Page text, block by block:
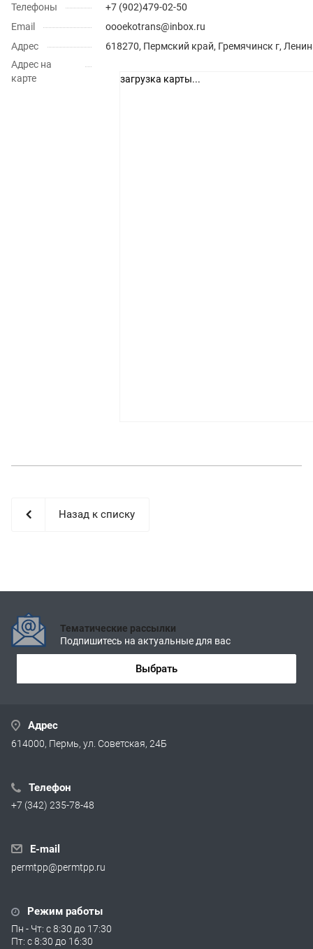
Телефоны
+7 (902)479-02-50
Email
oooekotrans@inbox.ru
Адрес
618270, Пермский край, Гремячинск г,
Адрес на
карте
загрузка карты...
Назад к списку
Тематические рассылки
Подпишитесь на актуальные для вас
Выбрать
Адрес
614000, Пермь, ул. Советская, 24Б
Телефон
+7 (342) 235-78-48
E-mail
permtpp@permtpp.ru
Режим работы
Пн - Чт: с 8:30 до 17:30
Пт: с 8:30 до 16:30